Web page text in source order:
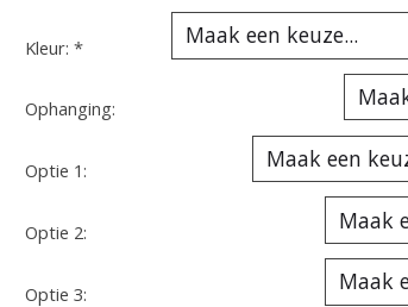
Kleur: *
Ophanging:
Optie 1:
Optie 2:
Optie 3: